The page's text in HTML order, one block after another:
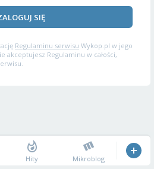
SIĘ
Regulaminu serwisu Wykop.pl w jego
akceptujesz Regulaminu w całości,
Hity Mikroblog